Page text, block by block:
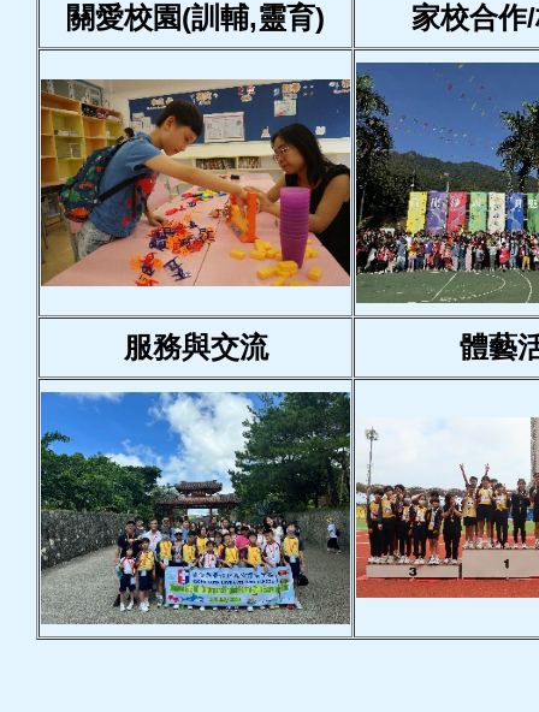
關愛校園(訓輔,靈育) 家校合作
服務與交流 體藝